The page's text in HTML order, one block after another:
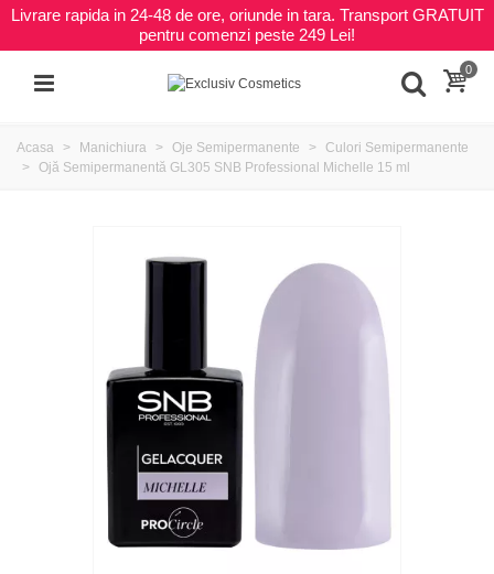
Livrare rapida in 24-48 de ore, oriunde in tara. Transport GRATUIT
pentru comenzi peste 249 Lei!
0
Acasa Manichiura Oje Semipermanente
Culori Semipermanente
Ojă Semipermanentă GL305 SNB Professional Michelle 15 ml